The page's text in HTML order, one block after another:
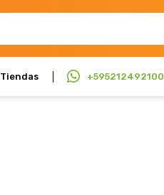
Tiendas +595212492100